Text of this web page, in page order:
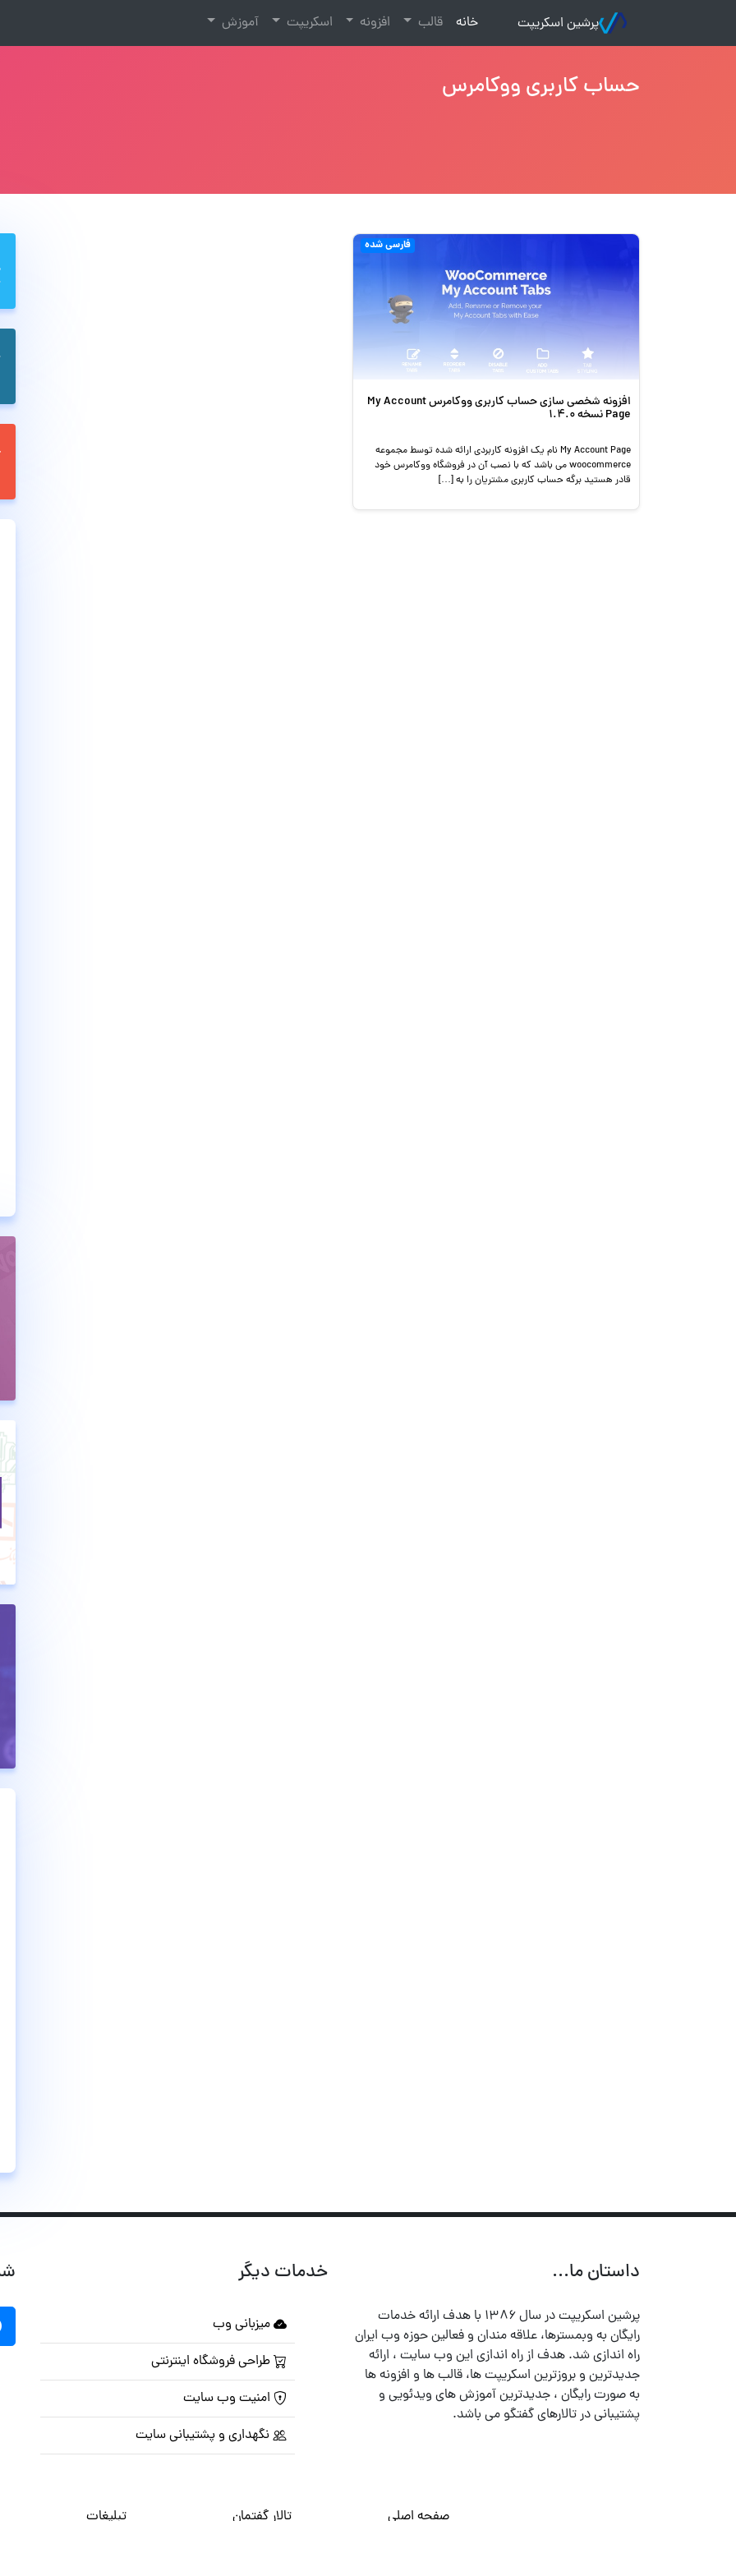
پرشین اسکریپت خانه
(current) قالب افزونه اسکریپت آموزش
حساب کاربری ووکامرس
فارسی شده
افزونه شخصی سازی حساب کاربری ووکامرس My Account
Page نسخه 1.4.0
My Account Page نام یک افزونه کاربردی ارائه شده توسط مجموعه
woocommerce می باشد که با نصب آن در فروشگاه ووکامرس خود
قادر هستید برگه حساب کاربری مشتریان را به […]
داستان ما...
پرشین اسکریپت در سال ۱۳۸۶ با هدف ارائه خدمات
رایگان به وبمسترها، علاقه مندان و فعالین حوزه وب ایران
راه اندازی شد. هدف از راه اندازی این وب سایت ، ارائه
جدیدترین و بروزترین اسکریپت ها، قالب ها و افزونه ها
به صورت رایگان ، جدیدترین آموزش های ویدئویی و
پشتیبانی در تالارهای گفتگو می باشد.
خدمات دیگر
میزبانی وب
طراحی فروشگاه اینترنتی
امنیت وب سایت
نگهداری و پشتیبانی سایت
صفحه اصلی تالار گفتمان تبلیغات